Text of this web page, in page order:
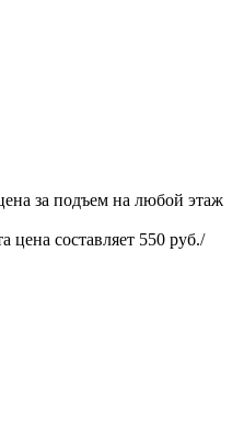
за подъем на любой этаж
цена составляет 550 руб./